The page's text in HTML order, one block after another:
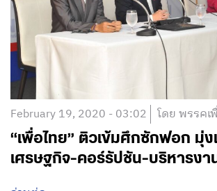
February 19, 2020 - 03:02 โดย พรรคเ
“เพื่อไทย” ติวเข้มศึกซักฟอก มุ่ง
เศรษฐกิจ-คอร์รัปชัน-บริหารงา